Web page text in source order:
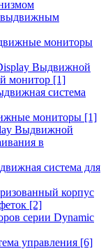
выдвижным
мониторы
Выдвижной
монитор [1]
система
мониторы [1]
Выдвижной
в
система для
корпус
[2]
серии Dynamic
управления [6]